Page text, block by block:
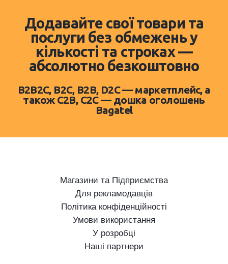
Додавайте свої товари та
послуги без обмежень у
кількості та строках —
абсолютно безкоштовно
B2B2C, B2C, B2B, D2C — маркетплейс, а
також C2B, C2C — дошка оголошень
Bagatel
Магазини та Підприємства
Для рекламодавців
Політика конфіденційності
Умови використання
У розробці
Наші партнери